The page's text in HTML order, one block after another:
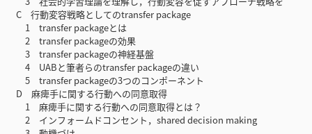
C 行動変容戦略としてのtransfer package
1 transfer packageとは
2 transfer packageの効果
3 transfer packageの神経基盤
4 UABと筆者らのtransfer packageの違い
5 transfer packageの3つのコンポーネント
D 麻痺手に関する行動への同意取得
1 麻痺手に関する行動への同意取得とは？
2 インフォームドコンセント，shared decision making